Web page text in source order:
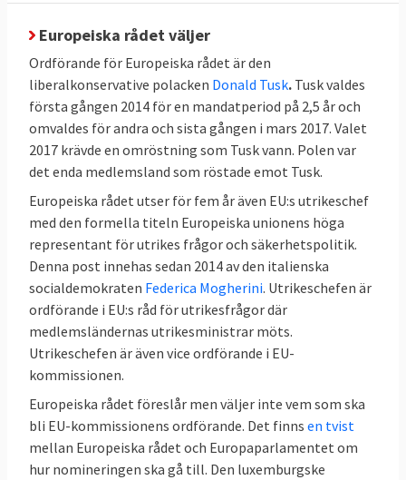
Europeiska rådet väljer
Ordförande för Europeiska rådet är den
liberalkonservative polacken Donald Tusk. Tusk valdes
första gången 2014 för en mandatperiod på 2,5 år och
omvaldes för andra och sista gången i mars 2017. Valet
2017 krävde en omröstning som Tusk vann. Polen var
det enda medlemsland som röstade emot Tusk.
Europeiska rådet utser för fem år även EU:s utrikeschef
med den formella titeln Europeiska unionens höga
representant för utrikes frågor och säkerhetspolitik.
Denna post innehas sedan 2014 av den italienska
socialdemokraten Federica Mogherini. Utrikeschefen är
ordförande i EU:s råd för utrikesfrågor där
medlemsländernas utrikesministrar möts.
Utrikeschefen är även vice ordförande i EU-
kommissionen.
Europeiska rådet föreslår men väljer inte vem som ska
bli EU-kommissionens ordförande. Det finns en tvist
mellan Europeiska rådet och Europaparlamentet om
hur nomineringen ska gå till. Den luxemburgske